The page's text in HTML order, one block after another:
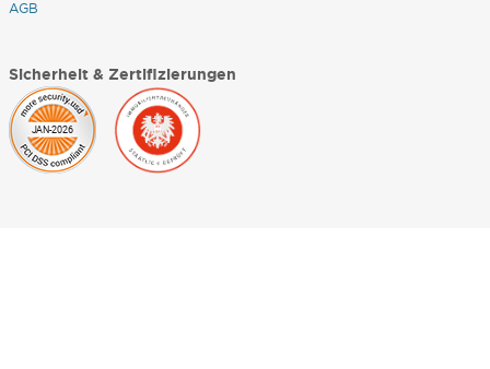
AGB
Sicherheit & Zertifizierungen